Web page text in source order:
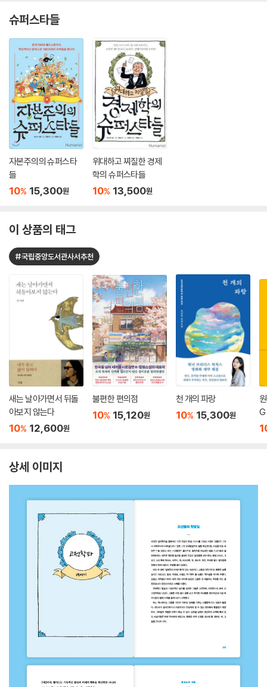
슈퍼스타들
자본주의의 슈퍼스타
들
10% 15,300원
위대하고 찌질한 경제
학의 슈퍼스타들
10% 13,500원
이 상품의 태그
#국립중앙도서관사서추천
새는 날아가면서 뒤돌
아보지 않는다
10% 12,600원
불편한 편의점
10% 15,120원
천 개의 파랑
10% 15,300원
G
상세 이미지